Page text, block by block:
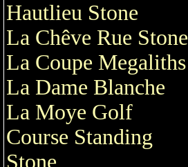
Hautlieu Stone
La Chêve Rue Stone
La Coupe Megaliths
La Dame Blanche
La Moye Golf
Course Standing
Stone